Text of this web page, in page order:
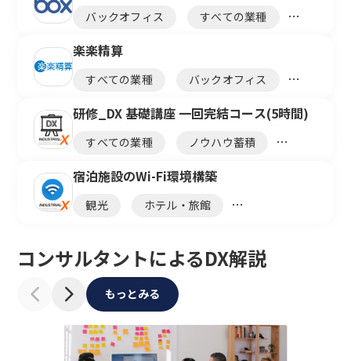
ノウハウ蓄積
タスク管理
バックオフィス
すべての業種
営業
情シス
メンテ・保守
ナレッジ共有
ノウハウ蓄積
効率化
セキュリティ対策
オンラインストレージ
セキュリティ
楽楽精算
すべての業種
バックオフィス
効率化
経費精算
ペーパーレス
電帳法
研修_DX 基礎講座 一回完結コース(5時間)
すべての業種
ノウハウ蓄積
研修
宿泊施設のWi-Fi環境構築
観光
ホテル・旅館
コンサルタントによるDX解説
もっとみる